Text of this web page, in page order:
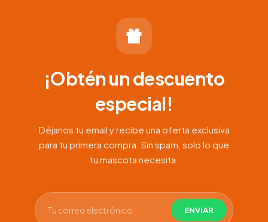
¡Obtén un descuento
especial!
Déjanos tu email y recibe una oferta exclusiva
para tu primera compra. Sin spam, solo lo que
tu mascota necesita.